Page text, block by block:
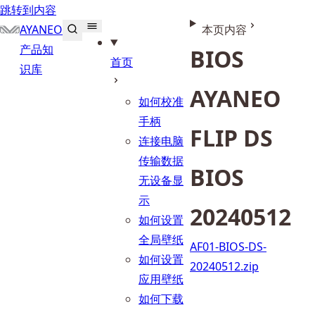
跳转到内容
AYANEO
产品知
识库
首页
如何校准
手柄
连接电脑
传输数据
无设备显
示
如何设置
全局壁纸
如何设置
应用壁纸
如何下载
本页内容
BIOS
AYANEO
FLIP DS
BIOS
20240512
AF01-BIOS-DS-
20240512.zip